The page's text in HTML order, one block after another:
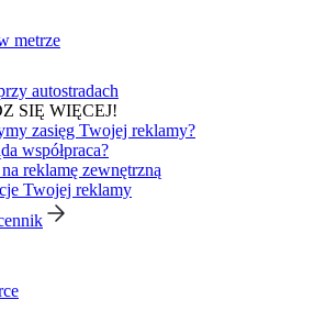
metrze
autostradach
SIĘ WIĘCEJ!
zasięg Twojej reklamy?
współpraca?
reklamę zewnętrzną
Twojej reklamy